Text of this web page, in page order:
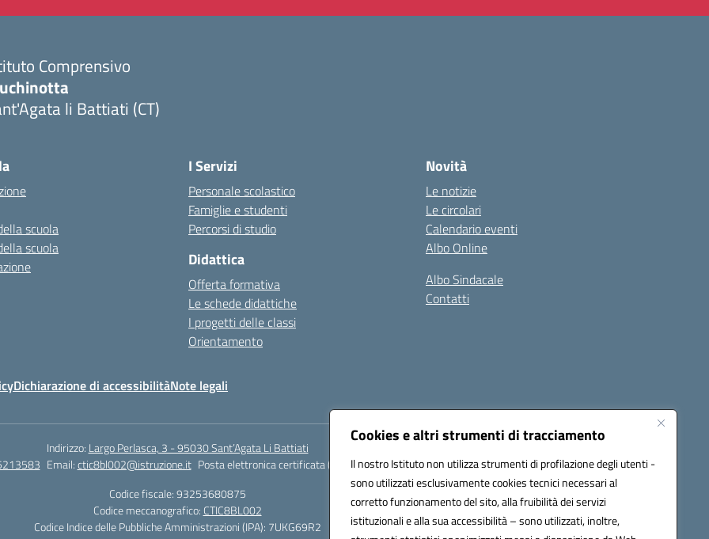
Cookies e altri strumenti di tracciamento
Il nostro Istituto non utilizza strumenti di profilazione degli utenti -
sono utilizzati esclusivamente cookies tecnici necessari al
corretto funzionamento del sito, alla fruibilità dei servizi
istituzionali e alla sua accessibilità – sono utilizzati, inoltre,
Comprensivo
li Battiati (CT)
scuola
scuola
I Servizi
Personale scolastico
Famiglie e studenti
Percorsi di studio
Didattica
Offerta formativa
Le schede didattiche
I progetti delle classi
Orientamento
Novità
Le notizie
Le circolari
Calendario eventi
Albo Online
Albo Sindacale
Contatti
Dichiarazione di accessibilitàNote legali
Indirizzo: Largo Perlasca, 3 - 95030 Sant’Agata Li Battiati
Email:ctic8bl002@istruzione.it Posta elettronica certificata (PEC):ctic8bl002@pec.istruzione.it
Codice fiscale: 93253680875
Codice meccanografico: CTIC8BL002
Codice Indice delle Pubbliche Amministrazioni (IPA): 7UKG69R2